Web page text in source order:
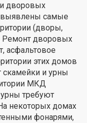
дворовых
выявлены самые
(дворы,
Ремонт дворовых
асфальтовое
этих домов
скамейки и урны
МКД
требуют
некоторых домах
фонарями,